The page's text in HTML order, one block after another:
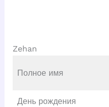
Zehan
Полное имя
День рождения